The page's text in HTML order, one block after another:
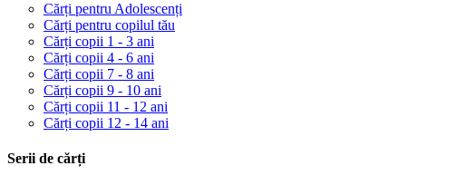
Cărți pentru Adolescenți
Cărți pentru copilul tău
Cărți copii 1 - 3 ani
Cărți copii 4 - 6 ani
Cărți copii 7 - 8 ani
Cărți copii 9 - 10 ani
Cărți copii 11 - 12 ani
Cărți copii 12 - 14 ani
Serii de cărți